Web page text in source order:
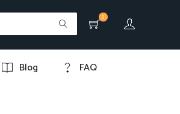
0
Blog FAQ